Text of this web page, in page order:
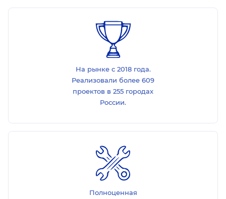
На рынке с 2018 года.
Реализовали более 609
проектов в 255 городах
России.
Полноценная